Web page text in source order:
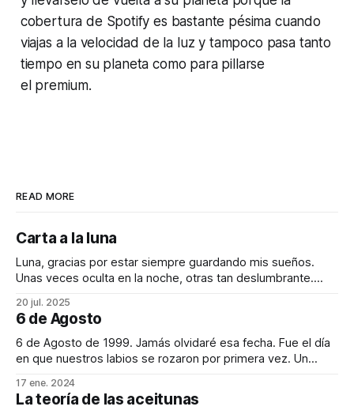
cobertura de Spotify es bastante pésima cuando
viajas a la velocidad de la luz y tampoco pasa tanto
tiempo en su planeta como para pillarse
el premium.
READ MORE
Carta a la luna
Luna, gracias por estar siempre guardando mis sueños.
Unas veces oculta en la noche, otras tan deslumbrante.
pase demasiado tiempo observando tu destello en el mar.
Los días pueden ser largos. Momentos de soledad sin tu
compañía. Sin
20 jul. 2025
6 de Agosto
6 de Agosto de 1999. Jamás olvidaré esa fecha. Fue el día
en que nuestros labios se rozaron por primera vez. Un
correspondido. Pero tú me lo devolviste restándole
importancia a lo que para mi era todo un asunto de estado.
17 ene. 2024
La teoría de las aceitunas